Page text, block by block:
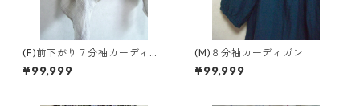
(F)前下がり７分袖カーディガ
ン
¥99,999
(M)８分袖カーディガン
¥99,999